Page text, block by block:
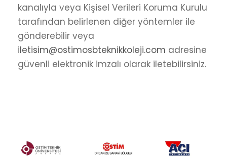
kanalıyla veya Kişisel Verileri Koruma Kurulu
tarafından belirlenen diğer yöntemler ile
gönderebilir veya
iletisim@ostimosbteknikkoleji.com adresine
güvenli elektronik imzalı olarak iletebilirsiniz.